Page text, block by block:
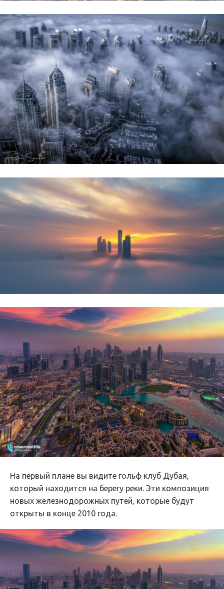
На первый плане вы видите гольф клуб Дубая,
который находится на берегу реки. Эти композиция
новых железнодорожных путей, которые будут
открыты в конце 2010 года.